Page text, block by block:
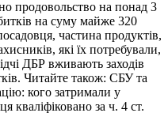
продовольство на понад 3
на суму майже 320
частина продуктів,
які їх потребували,
ДБР вживають заходів
Читайте також: СБУ та
кого затримали у
кваліфіковано за ч. 4 ст.